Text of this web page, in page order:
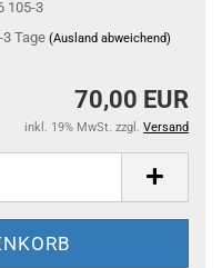
105-3
Tage (Ausland abweichend)
70,00 EUR
inkl. 19% MwSt. zzgl. Versand